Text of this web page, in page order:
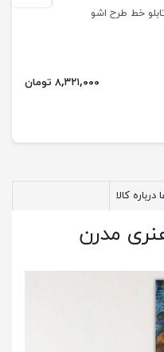
خط طرح اشو
۸,۳۲۱,۰۰۰ تومان
درباره کالا
مدرن